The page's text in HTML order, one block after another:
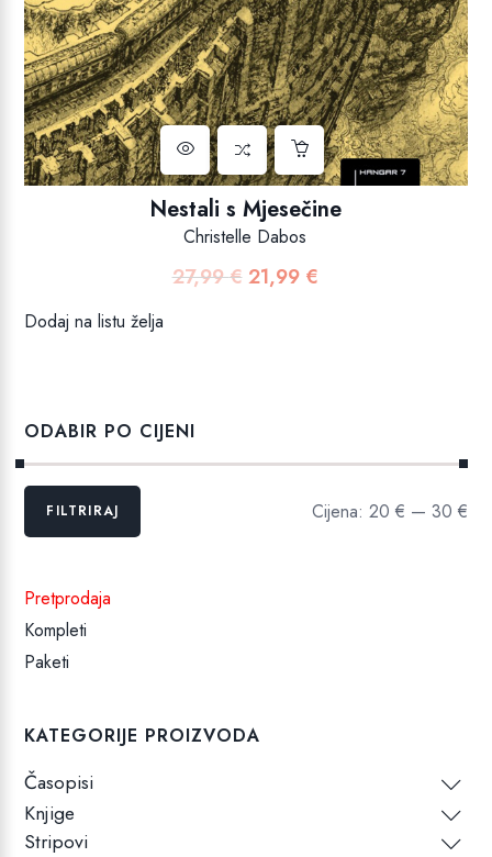
Nestali s Mjesečine
Christelle Dabos
27,99€ Izvorna
21,99 €Trenutna
Dodaj na listu želja
ODABIR PO CIJENI
Min
MaksFILTRIRAJ Cijena: 20 € — 30 €
Pretprodaja
Kompleti
Paketi
KATEGORIJE PROIZVODA
Časopisi
Knjige
Stripovi